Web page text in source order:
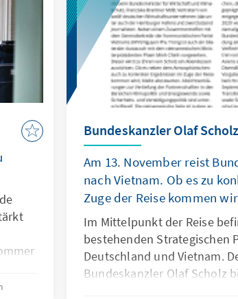
Bundeskanzler Olaf
Am 13. November reist
nach Vietnam. Ob es zu
Zuge der Reise kommen
Im Mittelpunkt der Reise
bestehenden Strategischen
Deutschland und Vietnam.
Bundeskanzler Olaf Scholz